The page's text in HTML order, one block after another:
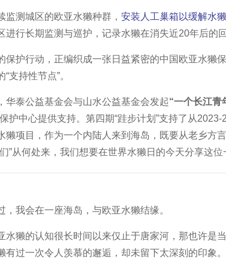
监测城区的欧亚水獭种群， 安装人工巢箱以缓解水
进行长期监测与巡护，记录水獭在消失近20年后的回
保护行动，正编织成一张日益紧密的中国欧亚水獭
支持性节点”。
华泰公益基金会与山水公益基金会发起“一个长江青
护中心提供支持。第四期“跬步计划 ”支持了从
獭项目，作为一个内陆人来到海岛，既要从老乡方
”从何处来，我们想要在世界水獭日的今天分享这位
，我会在一座海岛，与欧亚水獭结缘。
水獭的认知很长时间以来仅止于唐家河 ，那也许是
有过一次令人羡慕的邂逅，却未留下太深刻的印象。